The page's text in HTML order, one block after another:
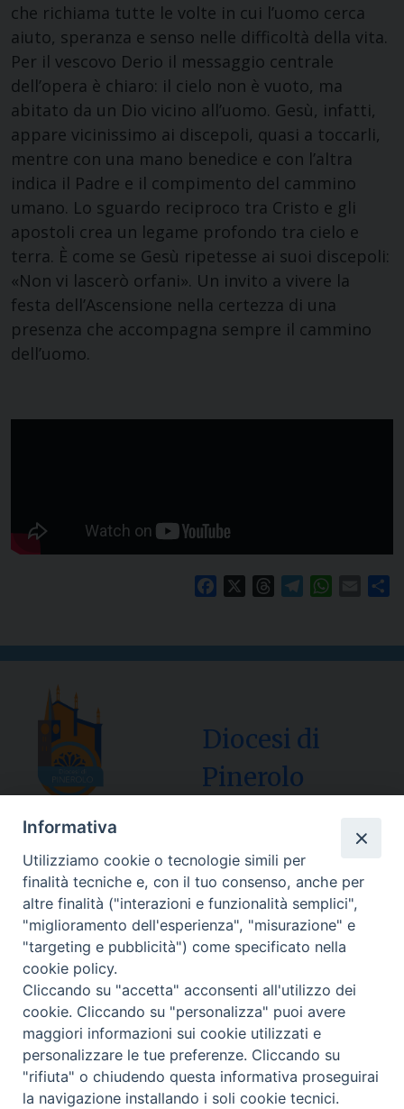
che richiama tutte le volte in cui l’uomo cerca
aiuto, speranza e senso nelle difficoltà della vita.
Per il vescovo Derio il messaggio centrale
dell’opera è chiaro: il cielo non è vuoto, ma
abitato da un Dio vicino all’uomo. Gesù, infatti,
appare vicinissimo ai discepoli, quasi a toccarli,
mentre con una mano benedice e con l’altra
indica il Padre e il compimento del cammino
umano. Lo sguardo reciproco tra Cristo e gli
apostoli crea un legame profondo tra cielo e
terra. È come se Gesù ripetesse ai suoi discepoli:
«Non vi lascerò orfani». Un invito a vivere la
festa dell’Ascensione nella certezza di una
presenza che accompagna sempre il cammino
dell’uomo.
Facebook ThreadsTelegramWhatsApp
Email
Diocesi di
Pinerolo
Sede Curia:
Via Vescovado, 1 – 10064 Pinerolo
Segreteria Generale Centralino Tel: 0121.37.33.20
e-mail: centralino@diocesipinerolo.it
Orari e giorni di apertura:
Lunedì, Mercoledì e Venerdì: ore 9:15 – 11:30;
Martedì e Giovedì: ore 9:15 – 12
Informativa
Utilizziamo cookie o tecnologie simili per
finalità tecniche e, con il tuo consenso, anche per
altre finalità ("interazioni e funzionalità semplici",
"miglioramento dell'esperienza", "misurazione" e
"targeting e pubblicità") come specificato nella
cookie policy.
Cliccando su "accetta" acconsenti all'utilizzo dei
cookie. Cliccando su "personalizza" puoi avere
maggiori informazioni sui cookie utilizzati e
personalizzare le tue preferenze. Cliccando su
"rifiuta" o chiudendo questa informativa proseguirai
la navigazione installando i soli cookie tecnici.